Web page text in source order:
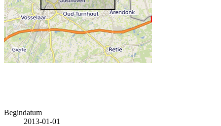
Begindatum
2013-01-01